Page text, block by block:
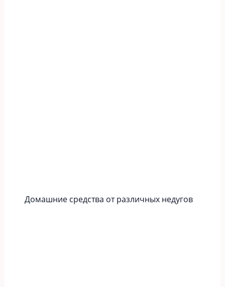
Домашние средства от различных недугов